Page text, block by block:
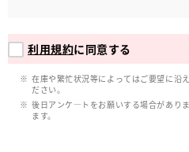
利用規約に同意する
在庫や繁忙状況等によってはご要望に沿
ださい。
後日アンケ―トをお願いする場合があり
ます。